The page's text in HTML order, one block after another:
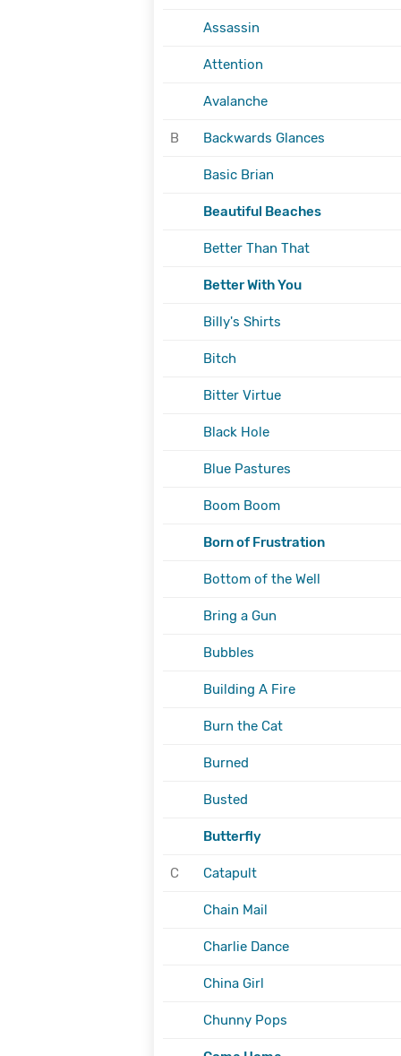
Assassin
Attention
Avalanche
B Backwards Glances
Basic Brian
Beautiful Beaches
Better Than That
Better With You
Billy's Shirts
Bitch
Bitter Virtue
Black Hole
Blue Pastures
Boom Boom
Born of Frustration
Bottom of the Well
Bring a Gun
Bubbles
Building A Fire
Burn the Cat
Burned
Busted
Butterfly
C Catapult
Chain Mail
Charlie Dance
China Girl
Chunny Pops